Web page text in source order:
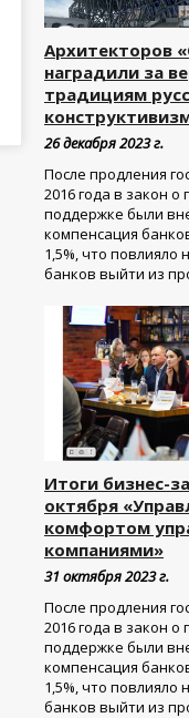
Архитекторов
наградили за
традициям
26 декабря 2023 г.
После продления
2016 года в закон о
поддержке были
компенсация
1,5%, что
банков выйти из
Итоги бизнес-
октября
комфортом
компаниями»
31 октября 2023 г.
После продления
2016 года в закон о
поддержке были
компенсация
1,5%, что
банков выйти из